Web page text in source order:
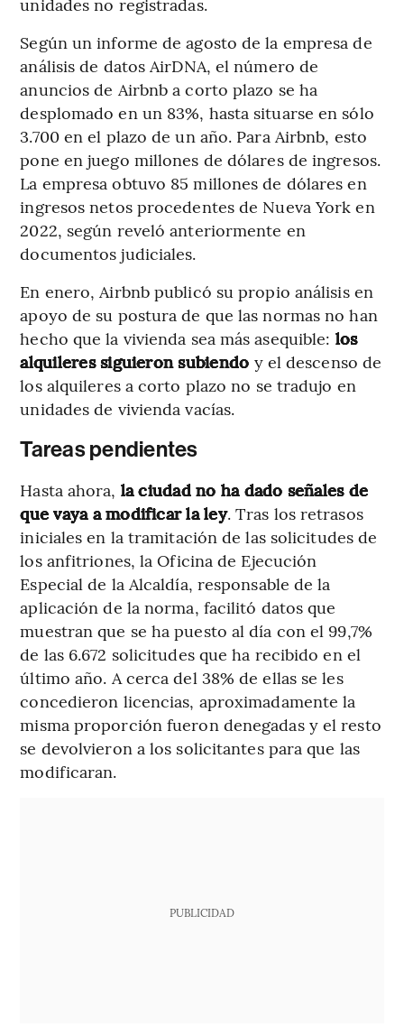
Según un informe de agosto de la empresa de
análisis de datos AirDNA, el número de
anuncios de Airbnb a corto plazo se ha
desplomado en un 83%, hasta situarse en sólo
3.700 en el plazo de un año. Para Airbnb, esto
pone en juego millones de dólares de ingresos.
La empresa obtuvo 85 millones de dólares en
ingresos netos procedentes de Nueva York en
2022, según reveló anteriormente en
documentos judiciales.
En enero, Airbnb publicó su propio análisis en
apoyo de su postura de que las normas no han
hecho que la vivienda sea más asequible: los
alquileres siguieron subiendo y el descenso de
los alquileres a corto plazo no se tradujo en
unidades de vivienda vacías.
Tareas pendientes
Hasta ahora, la ciudad no ha dado señales de
que vaya a modificar la ley. Tras los retrasos
iniciales en la tramitación de las solicitudes de
los anfitriones, la Oficina de Ejecución
Especial de la Alcaldía, responsable de la
aplicación de la norma, facilitó datos que
muestran que se ha puesto al día con el 99,7%
de las 6.672 solicitudes que ha recibido en el
último año. A cerca del 38% de ellas se les
concedieron licencias, aproximadamente la
misma proporción fueron denegadas y el resto
se devolvieron a los solicitantes para que las
modificaran.
PUBLICIDAD